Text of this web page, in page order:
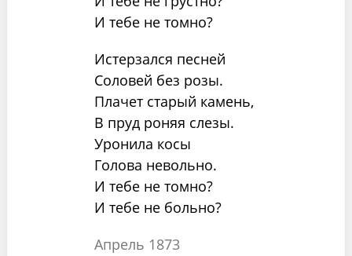
И тебе не томно?
Истерзался песней
Соловей без розы.
Плачет старый камень,
В пруд роняя слезы.
Уронила косы
Голова невольно.
И тебе не томно?
И тебе не больно?
Апрель 1873